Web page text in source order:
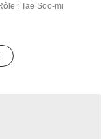
: Tae Soo-mi